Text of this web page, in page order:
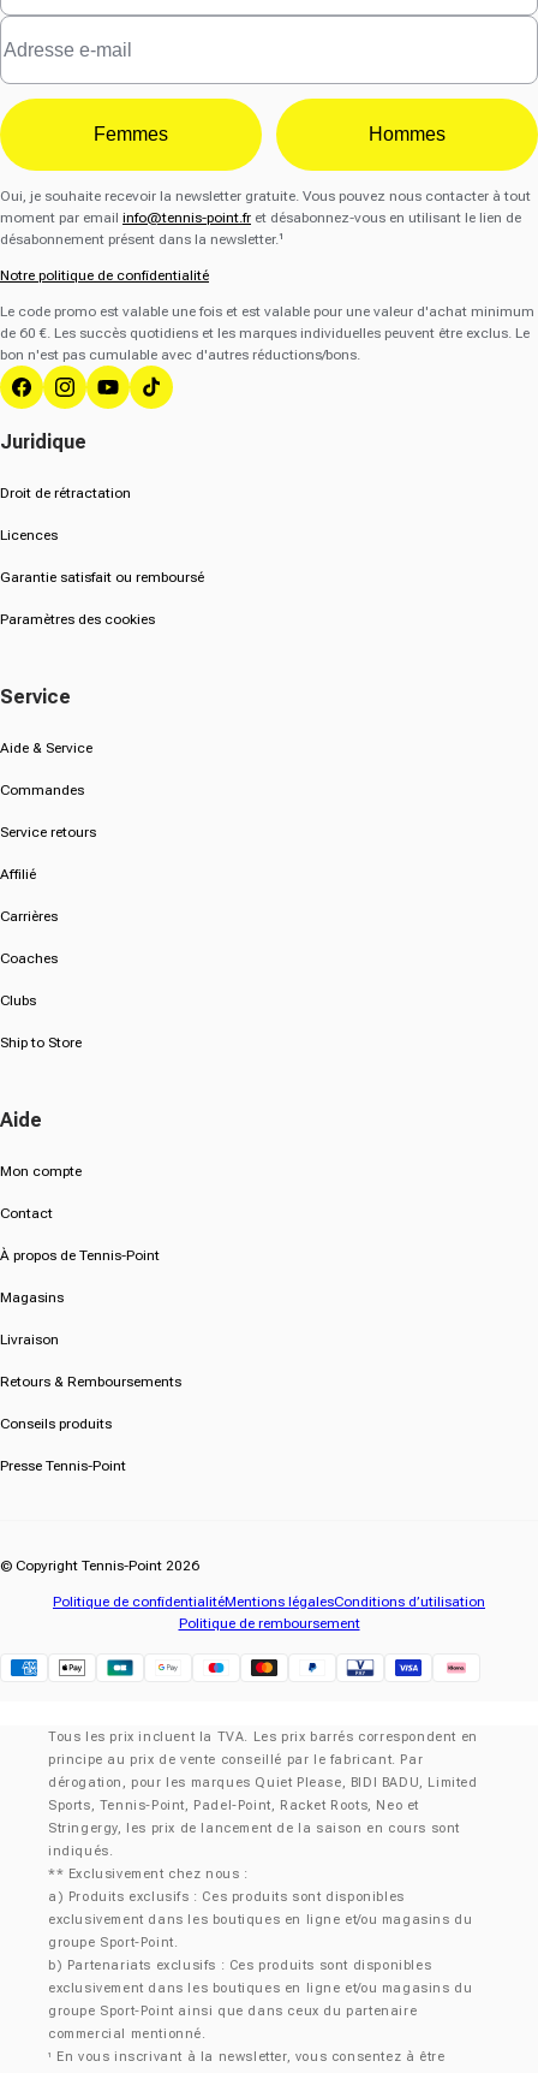
Femmes Hommes
Oui, je souhaite recevoir la newsletter gratuite. Vous pouvez nous contacter à tout
moment par email info@tennis-point.fr et désabonnez-vous en utilisant le lien de
désabonnement présent dans la newsletter.¹
Notre politique de confidentialité
Le code promo est valable une fois et est valable pour une valeur d'achat minimum
de 60 €. Les succès quotidiens et les marques individuelles peuvent être exclus. Le
bon n'est pas cumulable avec d'autres réductions/bons.
FacebookInstagram
YouTubeTik Tok
Juridique
Droit de rétractation
Licences
Garantie satisfait ou remboursé
Paramètres des cookies
Service
Aide & Service
Commandes
Service retours
Affilié
Carrières
Coaches
Clubs
Ship to Store
Aide
Mon compte
Contact
À propos de Tennis-Point
Magasins
Livraison
Retours & Remboursements
Conseils produits
Presse Tennis-Point
© Copyright Tennis-Point 2026
Politique de confidentialitéMentions légalesConditions d’utilisation
Politique de remboursement
Tous les prix incluent la TVA. Les prix barrés correspondent en
principe au prix de vente conseillé par le fabricant. Par
dérogation, pour les marques Quiet Please, BIDI BADU, Limited
Sports, Tennis-Point, Padel-Point, Racket Roots, Neo et
Stringergy, les prix de lancement de la saison en cours sont
indiqués.
** Exclusivement chez nous :
a) Produits exclusifs : Ces produits sont disponibles
exclusivement dans les boutiques en ligne et/ou magasins du
groupe Sport-Point.
b) Partenariats exclusifs : Ces produits sont disponibles
exclusivement dans les boutiques en ligne et/ou magasins du
groupe Sport-Point ainsi que dans ceux du partenaire
commercial mentionné.
¹ En vous inscrivant à la newsletter, vous consentez à être